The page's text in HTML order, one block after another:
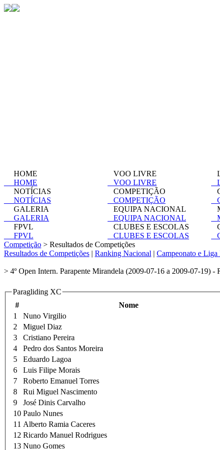
HOME
HOME
NOTÍCIAS
NOTÍCIAS
GALERIA
GALERIA
FPVL
FPVL
VOO LIVRE
VOO LIVRE
COMPETIÇÃO
COMPETIÇÃO
EQUIPA NACIONAL
EQUIPA NACIONAL
CLUBES E ESCOLAS
CLUBES E ESCOLAS
Competição > Resultados de Competições
Resultados de Competições | Ranking Nacional | Campeonato e
> 4º Open Intern. Parapente Mirandela (2009-07-16 a 2009-07-19) -
Paragliding XC
#
Nome
1
Nuno Virgilio
2
Miguel Diaz
3
Cristiano Pereira
4
Pedro dos Santos Moreira
5
Eduardo Lagoa
6
Luis Filipe Morais
7
Roberto Emanuel Torres
8
Rui Miguel Nascimento
9
José Dinis Carvalho
10 Paulo Nunes
11 Alberto Ramia Caceres
12 Ricardo Manuel Rodrigues
13 Nuno Gomes